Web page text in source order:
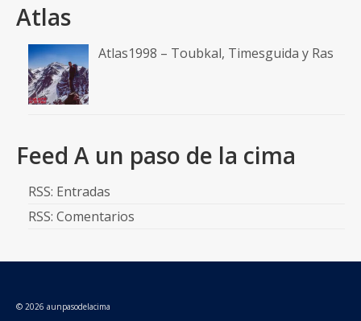
Atlas
Atlas1998 – Toubkal, Timesguida y Ras
Feed A un paso de la cima
RSS: Entradas
RSS: Comentarios
© 2026 aunpasodelacima